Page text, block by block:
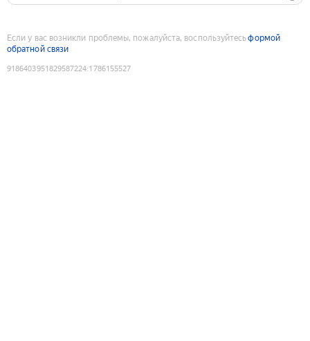
Если у вас возникли проблемы, пожалуйста, воспользуйтесьформой
обратной связи
9186403951829587224:1786155527